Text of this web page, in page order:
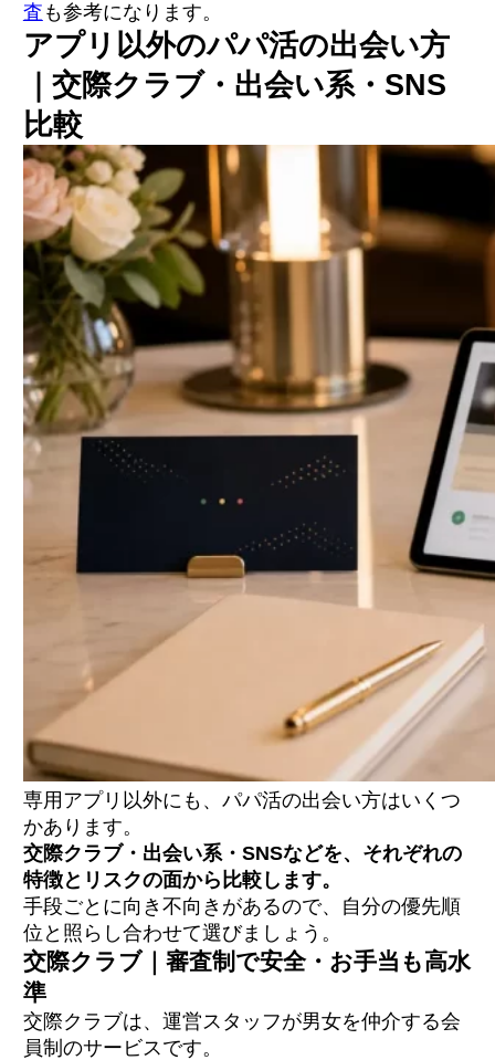
査 も参考になります。
アプリ以外のパパ活の出会い方
｜交際クラブ・出会い系・SNS
比較
専用アプリ以外にも、パパ活の出会い方はいくつ
かあります。
交際クラブ・出会い系・SNSなどを、それぞれの
特徴とリスクの面から比較します。
手段ごとに向き不向きがあるので、自分の優先順
位と照らし合わせて選びましょう。
交際クラブ｜審査制で安全・お手当も高水
準
交際クラブは、運営スタッフが男女を仲介する会
員制のサービスです。